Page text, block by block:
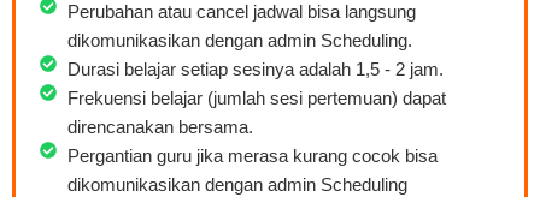
Perubahan atau cancel jadwal bisa langsung
dikomunikasikan dengan admin Scheduling.
Durasi belajar setiap sesinya adalah 1,5 - 2 jam.
Frekuensi belajar (jumlah sesi pertemuan) dapat
direncanakan bersama.
Pergantian guru jika merasa kurang cocok bisa
dikomunikasikan dengan admin Scheduling